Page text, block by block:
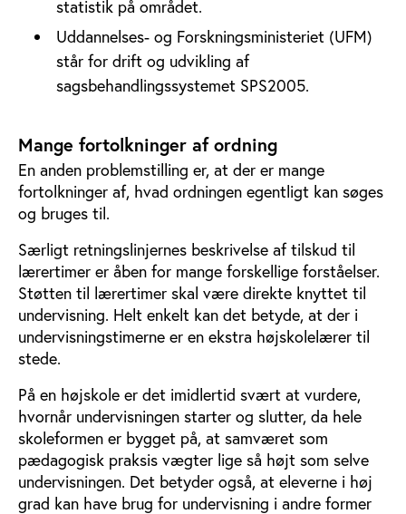
statistik på området.
Uddannelses- og Forskningsministeriet (UFM)
står for drift og udvikling af
sagsbehandlingssystemet SPS2005.
Mange fortolkninger af ordning
En anden problemstilling er, at der er mange
fortolkninger af, hvad ordningen egentligt kan søges
og bruges til.
Særligt retningslinjernes beskrivelse af tilskud til
lærertimer er åben for mange forskellige forståelser.
Støtten til lærertimer skal være direkte knyttet til
undervisning. Helt enkelt kan det betyde, at der i
undervisningstimerne er en ekstra højskolelærer til
stede.
På en højskole er det imidlertid svært at vurdere,
hvornår undervisningen starter og slutter, da hele
skoleformen er bygget på, at samværet som
pædagogisk praksis vægter lige så højt som selve
undervisningen. Det betyder også, at eleverne i høj
grad kan have brug for undervisning i andre former